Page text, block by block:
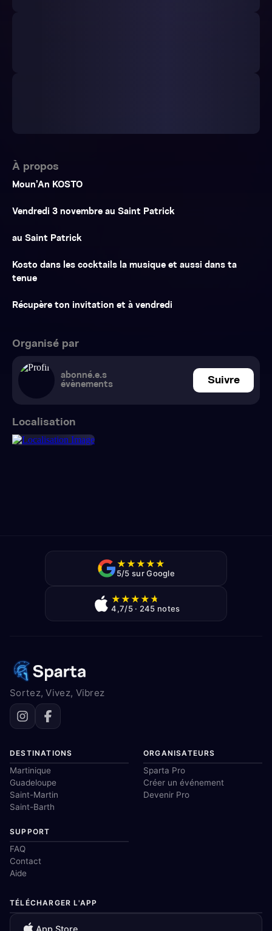
À propos
Moun’An KOSTO
Vendredi 3 novembre au Saint Patrick
au Saint Patrick
Kosto dans les cocktails la musique et aussi dans ta
tenue
Récupère ton invitation et à vendredi
Organisé par
abonné.e.s
évènements
Suivre
Localisation
★★★★★
5/5 sur Google
★★★★★
4,7/5 · 245 notes
Sortez, Vivez, Vibrez
DESTINATIONS
Martinique
Guadeloupe
Saint-Martin
Saint-Barth
ORGANISATEURS
Sparta Pro
Créer un événement
Devenir Pro
SUPPORT
FAQ
Contact
Aide
TÉLÉCHARGER L'APP
App Store